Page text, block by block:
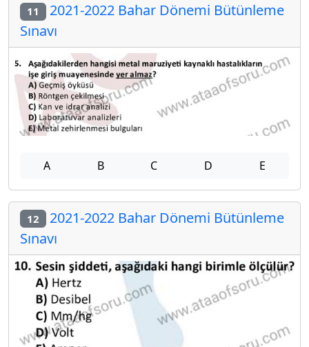
11 2021-2022 Bahar Dönemi Bütünleme
Sınavı
A B C D E
12 2021-2022 Bahar Dönemi Bütünleme
Sınavı